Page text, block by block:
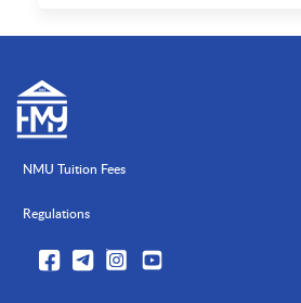
NMU Tuition Fees
Regulations